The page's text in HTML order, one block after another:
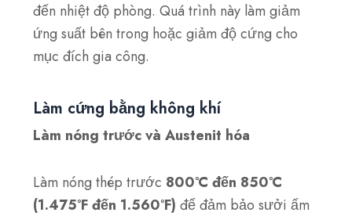
đến nhiệt độ phòng. Quá trình này làm giảm
ứng suất bên trong hoặc giảm độ cứng cho
mục đích gia công.
Làm cứng bằng không khí
Làm nóng trước và Austenit hóa
Làm nóng thép trước 800°C đến 850°C
(1.475°F đến 1.560°F) để đảm bảo sưởi ấm